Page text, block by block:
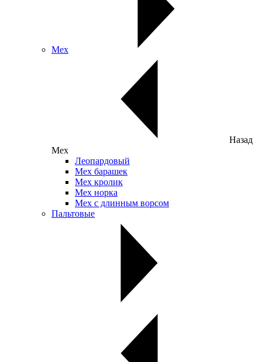
Мех
Назад
Мех
Леопардовый
Мех барашек
Мех кролик
Мех норка
Мех с длинным ворсом
Пальтовые